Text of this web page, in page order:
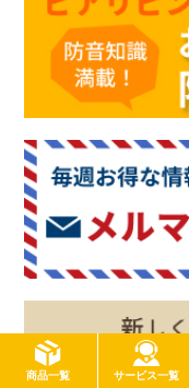
商品一覧 サービス一覧